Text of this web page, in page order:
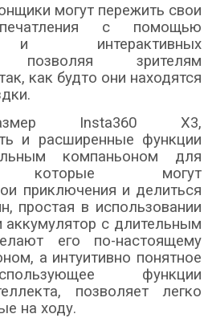
могут пережить свои
с помощью
и интерактивных
позволяя зрителям
как будто они находятся
Insta360 X3,
и расширенные функции
компаньоном для
которые могут
приключения и делиться
простая в использовании
аккумулятор с длительным
его по-настоящему
а интуитивно понятное
функции
позволяет легко
на ходу.